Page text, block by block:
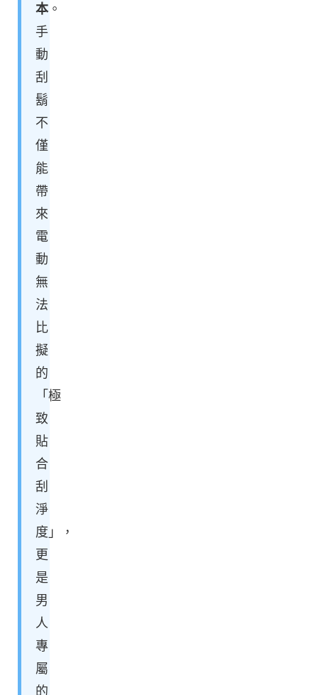
本 。
手
動
刮
鬍
不
僅
能
帶
來
電
動
無
法
比
擬
的
「極
致
貼
合
刮
淨
度」，
更
是
男
人
專
屬
的